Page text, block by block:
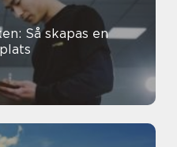
Så skapas en